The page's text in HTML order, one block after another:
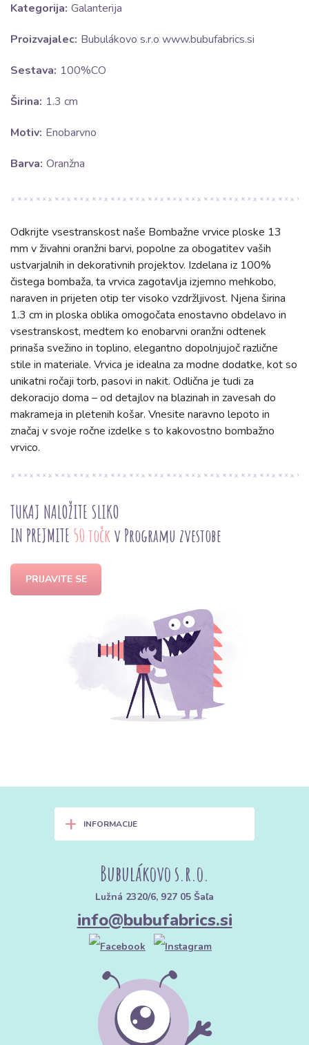
Kategorija: Galanterija
Proizvajalec: Bubulákovo s.r.o www.bubufabrics.si
Sestava: 100%CO
Širina: 1.3 cm
Motiv: Enobarvno
Barva: Oranžna
Odkrijte vsestranskost naše Bombažne vrvice ploske 13
mm v živahni oranžni barvi, popolne za obogatitev vaših
ustvarjalnih in dekorativnih projektov. Izdelana iz 100%
čistega bombaža, ta vrvica zagotavlja izjemno mehkobo,
naraven in prijeten otip ter visoko vzdržljivost. Njena širina
1.3 cm in ploska oblika omogočata enostavno obdelavo in
vsestranskost, medtem ko enobarvni oranžni odtenek
prinaša svežino in toplino, elegantno dopolnjujoč različne
stile in materiale. Vrvica je idealna za modne dodatke, kot so
unikatni ročaji torb, pasovi in nakit. Odlična je tudi za
dekoracijo doma – od detajlov na blazinah in zavesah do
makrameja in pletenih košar. Vnesite naravno lepoto in
značaj v svoje ročne izdelke s to kakovostno bombažno
vrvico.
TUKAJ NALOŽITE SLIKO
IN PREJMITE 50 točk v Programu zvestobe
PRIJAVITE SE
+ INFORMACIJE
Bubulákovo s.r.o.
Lužná 2320/6, 927 05 Šaľa
info@bubufabrics.si